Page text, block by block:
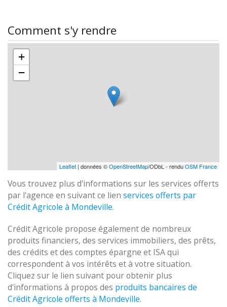
Comment s'y rendre
+
−
Leaflet | données ©OpenStreetMap/ODbL - renduOSM France
Vous trouvez plus d'informations sur les services offerts
par l'agence en suivant ce lien services offerts par
Crédit Agricole à Mondeville.
Crédit Agricole propose également de nombreux
produits financiers, des services immobiliers, des prêts,
des crédits et des comptes épargne et ISA qui
correspondent à vos intérêts et à votre situation.
Cliquez sur le lien suivant pour obtenir plus
d'informations à propos des produits bancaires de
Crédit Agricole offerts à Mondeville.